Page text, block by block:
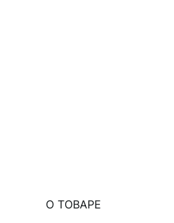
О ТОВАРЕ